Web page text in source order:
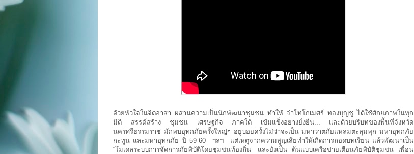
ด้วยหัวใจในจิตอาสา ผสานความเป็นนักพัฒนาชุมชน ทำให้ จ่าโทโกเมศร์ ทองบุญชู ได้ใช้ศักยภาพในทุก
มิติ สรรค์สร้าง ชุมชน เศรษฐกิจ ภาคใต้ เข้มแข็งอย่างยั่งยืน... และด้วยบริบทของพื้นที่จังหวัด
นครศรีธรรมราช มักพบอุทกภัยครั้งใหญ่ๆ อยู่บ่อยครั้งไม่ว่าจะเป็น มหาวาตภัยแหลมตะลุมพุก มหาอุทกภัย
กะทูน และมหาอุทกภัย ปี 59-60 ฯลฯ แต่เหตุจากความสูญเสียทำให้เกิดการถอดบทเรียน แล้วพัฒนาเป็น
“โมเดลระบบการจัดการภัยพิบัติโดยชุมชนท้องถิ่น” และยังเป็น ต้นแบบเครือข่ายเตือนภัยพิบัติชุมชน เพื่อน